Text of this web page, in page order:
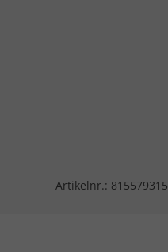
Artikelnr.: 815579315